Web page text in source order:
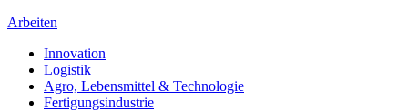
Arbeiten
Innovation
Logistik
Agro, Lebensmittel & Technologie
Fertigungsindustrie